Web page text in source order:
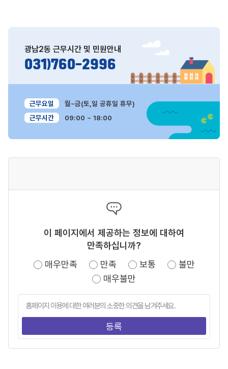
(토) 10:00~15:00 ○ 행사장소 : 광주
199) ○ 관련문의 : 광주시가족센터 가
족성장팀 (☎070-4706-3628)
청방법: 센터 홈페이지 회원가입 후, 신
청 마. 관련문의: 광주시가족센터 가족
성장팀(070-4706-3622)
광남2동 근무시간 및 민원안내
031)760-2996
근무요일
월~금(토,일 공휴일 휴무)
근무시간
09:00 ~ 18:00
이 페이지에서 제공하는 정보에 대하여
만족하십니까?
매우만족
만족 보통
불만
매우불만